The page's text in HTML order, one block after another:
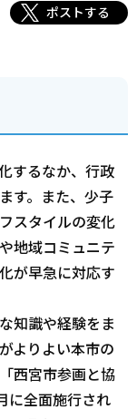
ポストする
するなか、行政
す。また、少子
スタイルの変化
地域コミュニテ
が早急に対応す
知識や経験をま
よりよい本市の
西宮市参画と協
に全面施行され